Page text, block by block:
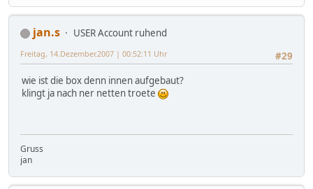
jan.s
USER Account ruhend
#29
Freitag, 14.Dezember.2007 | 00:52:11 Uhr
wie ist die box denn innen aufgebaut?
klingt ja nach ner netten troete
Gruss
jan